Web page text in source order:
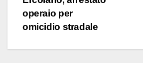
operaio per
omicidio stradale